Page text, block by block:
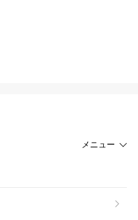
メニュー